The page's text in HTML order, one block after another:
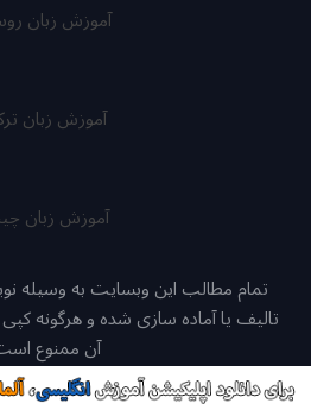
آموزش زبان
آموزش زبان
آموزش زبان
تمام مطالب این وبسایت به وسیله
تالیف یا آماده سازی شده و هرگونه کپی
آن ممنوع